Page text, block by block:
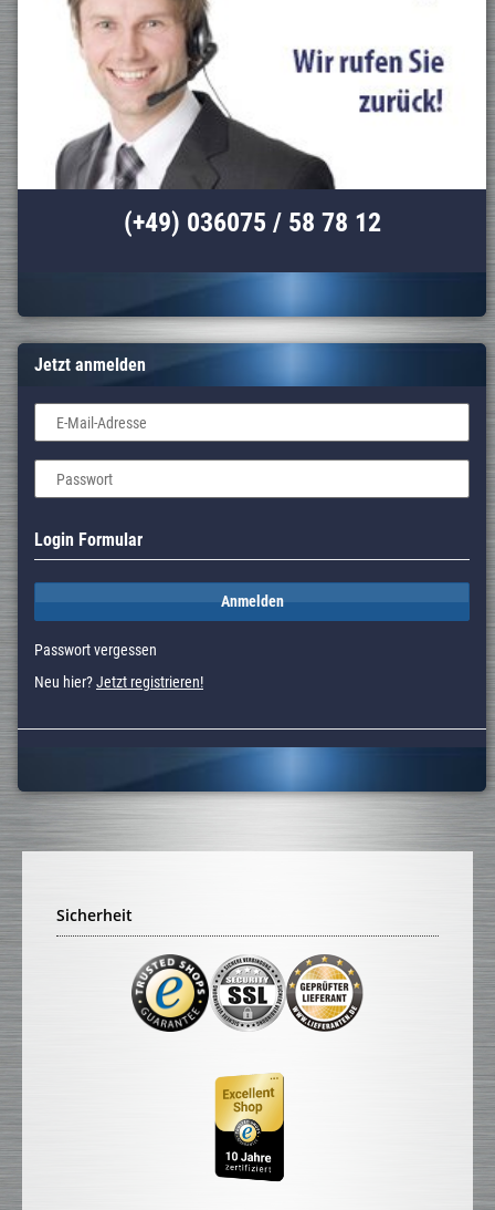
(+49) 036075 / 58 78 12
Jetzt anmelden
E-Mail-Adresse
Passwort
Login Formular
Anmelden
Passwort vergessen
Neu hier?Jetzt registrieren!
Sicherheit